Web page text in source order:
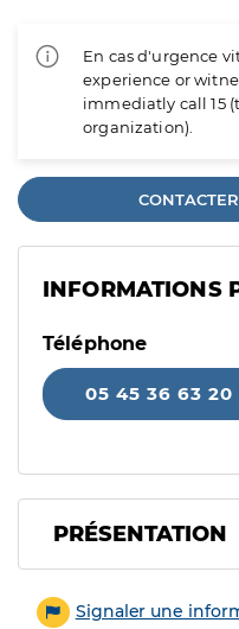
En cas d'urgence
experience or
immediatly call 15
organization).
INFORMATIONS
Téléphone
05 45 36 63 20
PRÉSENTATION
Signaler une